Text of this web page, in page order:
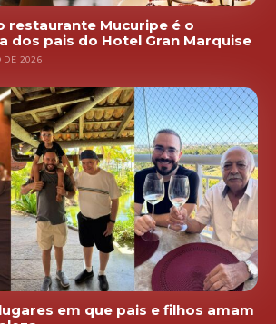
restaurante Mucuripe é o
dos pais do Hotel Gran Marquise
DE 2026
em que pais e filhos amam